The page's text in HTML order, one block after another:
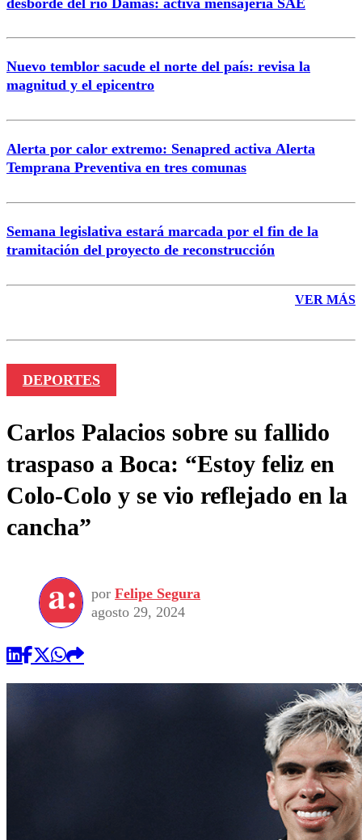
Nuevo temblor sacude el norte del país: revisa la
magnitud y el epicentro
Alerta por calor extremo: Senapred activa Alerta
Temprana Preventiva en tres comunas
Semana legislativa estará marcada por el fin de la
tramitación del proyecto de reconstrucción
VER MÁS
DEPORTES
Carlos Palacios sobre su fallido
traspaso a Boca: “Estoy feliz en
Colo-Colo y se vio reflejado en la
cancha”
por Felipe Segura
agosto 29, 2024